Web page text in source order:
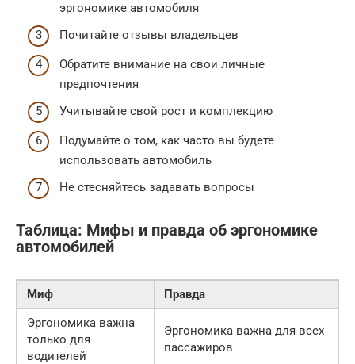
эргономике автомобиля
Почитайте отзывы владельцев
Обратите внимание на свои личные
предпочтения
Учитывайте свой рост и комплекцию
Подумайте о том, как часто вы будете
использовать автомобиль
Не стесняйтесь задавать вопросы
Таблица: Мифы и правда об эргономике
автомобилей
Миф
Правда
Эргономика важна
только для
водителей
Эргономика важна для всех
пассажиров